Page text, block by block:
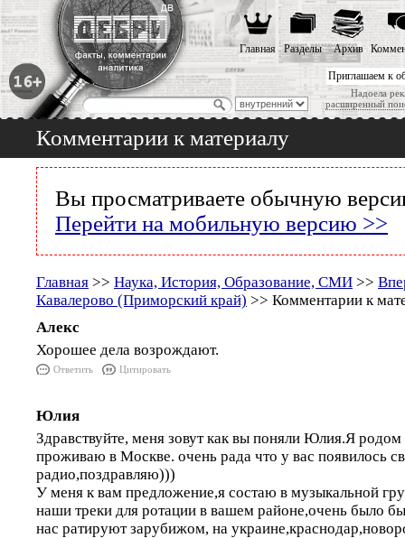
Приглашаем к
Надоела
расширенный
Главная Разделы Архив
Комментарии к материалу
Вы просматриваете обычную
Перейти на мобильную версию >>
Главная >> Наука, История, Образование, СМИ >>
Кавалерово (Приморский край) >> Комментарии к
Алекс
Хорошее дела возрождают.
Ответить Цитировать
Юлия
Здравствуйте, меня зовут как вы поняли Юлия.Я
проживаю в Москве. очень рада что у вас появилось
радио,поздравляю)))
У меня к вам предложение,я состаю в музыкальной
наши треки для ротации в вашем районе,очень было
нас ратируют зарубижом, на